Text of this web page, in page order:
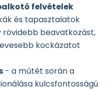
felvételek
és tapasztalatok
beavatkozást,
kockázatot
- a műtét során a
kulcsfontosságú